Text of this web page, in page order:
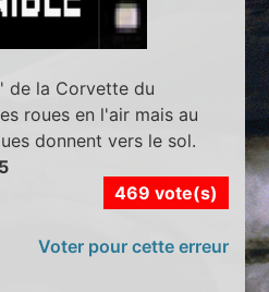
de la Corvette du
roues en l'air mais au
donnent vers le sol.
469 vote(s)
Voter pour cette erreur